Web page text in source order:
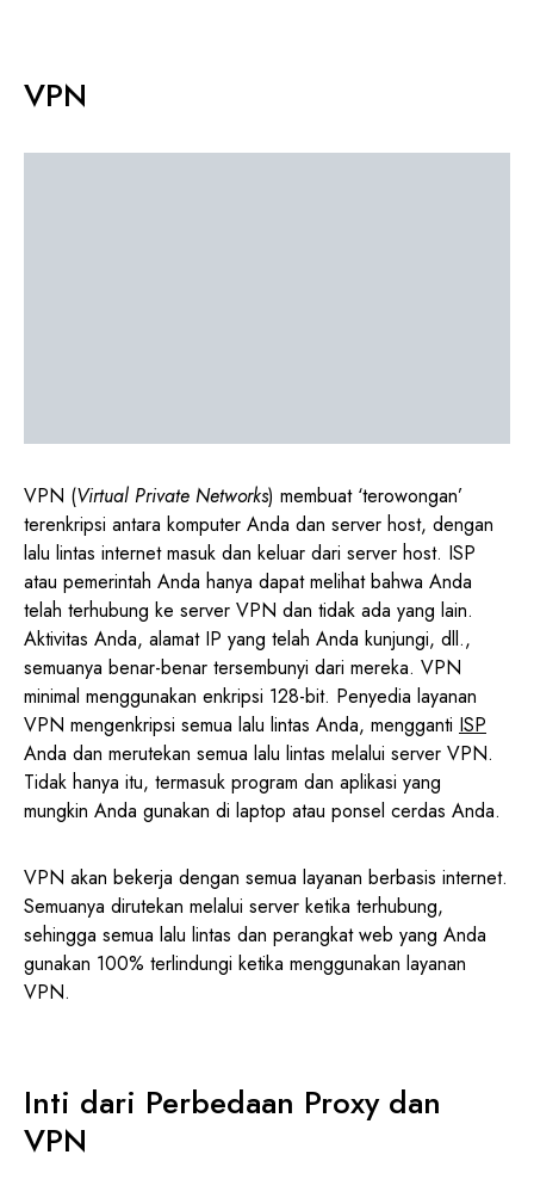
VPN
VPN (Virtual Private Networks) membuat ‘terowongan’
terenkripsi antara komputer Anda dan server host, dengan
lalu lintas internet masuk dan keluar dari server host. ISP
atau pemerintah Anda hanya dapat melihat bahwa Anda
telah terhubung ke server VPN dan tidak ada yang lain.
Aktivitas Anda, alamat IP yang telah Anda kunjungi, dll.,
semuanya benar-benar tersembunyi dari mereka. VPN
minimal menggunakan enkripsi 128-bit. Penyedia layanan
VPN mengenkripsi semua lalu lintas Anda, mengganti ISP
Anda dan merutekan semua lalu lintas melalui server VPN.
Tidak hanya itu, termasuk program dan aplikasi yang
mungkin Anda gunakan di laptop atau ponsel cerdas Anda.
VPN akan bekerja dengan semua layanan berbasis internet.
Semuanya dirutekan melalui server ketika terhubung,
sehingga semua lalu lintas dan perangkat web yang Anda
gunakan 100% terlindungi ketika menggunakan layanan
VPN.
Inti dari Perbedaan Proxy dan
VPN